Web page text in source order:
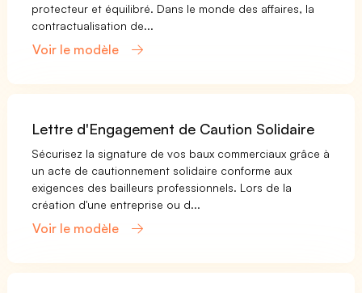
protecteur et équilibré. Dans le monde des affaires, la
contractualisation de...
Voir le modèle
Lettre d'Engagement de Caution Solidaire
Sécurisez la signature de vos baux commerciaux grâce à
un acte de cautionnement solidaire conforme aux
exigences des bailleurs professionnels. Lors de la
création d'une entreprise ou d...
Voir le modèle